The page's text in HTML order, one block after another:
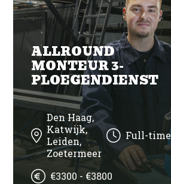
ALLROUND
MONTEUR 3-
PLOEGENDIENST
Den Haag,
Katwijk,
Leiden,
Zoetermeer
Full-time
€3300 - €3800